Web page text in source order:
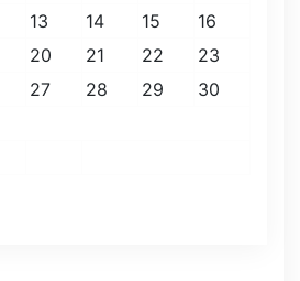
13 14 15
16
20 21 22
23
27 28 29
30